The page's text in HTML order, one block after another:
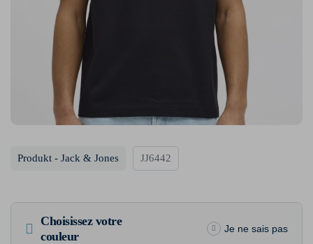
Produkt - Jack & Jones JJ6442
Choisissez votre
couleur
Je ne sais pas